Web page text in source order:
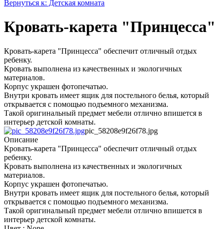
Вернуться к: Детская комната
Кровать-карета "Принцесса"
Кровать-карета "Принцесса" обеспечит отличный отдых
ребенку.
Кровать выполнена из качественных и экологичных
материалов.
Корпус украшен фотопечатью.
Внутри кровать имеет ящик для постельного белья, который
открывается с помощью подъемного механизма.
Такой оригинальный предмет мебели отлично впишется в
интерьер детской комнаты.
pic_58208e9f26f78.jpg
Описание
Кровать-карета "Принцесса" обеспечит отличный отдых
ребенку.
Кровать выполнена из качественных и экологичных
материалов.
Корпус украшен фотопечатью.
Внутри кровать имеет ящик для постельного белья, который
открывается с помощью подъемного механизма.
Такой оригинальный предмет мебели отлично впишется в
интерьер детской комнаты.